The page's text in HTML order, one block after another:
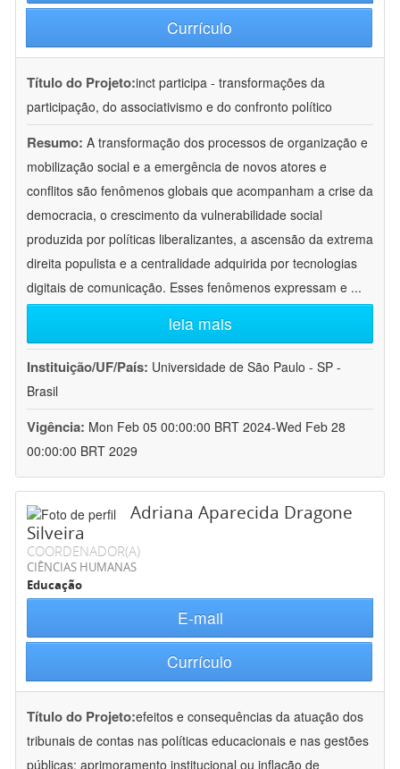
Currículo
Título do Projeto:inct participa - transformações da
participação, do associativismo e do confronto político
Resumo: A transformação dos processos de organização e
mobilização social e a emergência de novos atores e
conflitos são fenômenos globais que acompanham a crise da
democracia, o crescimento da vulnerabilidade social
produzida por políticas liberalizantes, a ascensão da extrema
direita populista e a centralidade adquirida por tecnologias
digitais de comunicação. Esses fenômenos expressam e ...
leia mais
Instituição/UF/País: Universidade de São Paulo - SP -
Brasil
Vigência: Mon Feb 05 00:00:00 BRT 2024-Wed Feb 28
00:00:00 BRT 2029
Adriana Aparecida Dragone
Silveira
COORDENADOR(A)
CIÊNCIAS HUMANAS
Educação
E-mail
Currículo
Título do Projeto:efeitos e consequências da atuação dos
tribunais de contas nas políticas educacionais e nas gestões
públicas: aprimoramento institucional ou inflação de